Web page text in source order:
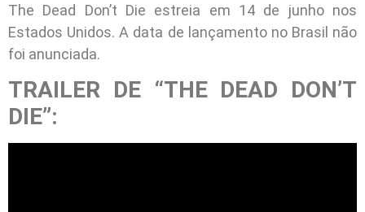
The Dead Don’t Die estreia em 14 de junho nos
Estados Unidos. A data de lançamento no Brasil não
foi anunciada.
TRAILER DE “THE DEAD DON’T
DIE”: